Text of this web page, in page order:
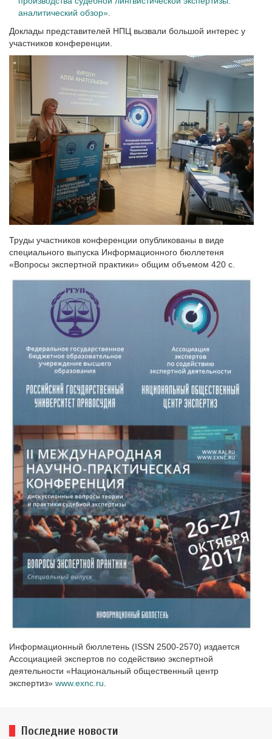
аналитический обзор».
Доклады представителей НПЦ вызвали большой интерес у
участников конференции.
Труды участников конференции опубликованы в виде
специального выпуска Информационного бюллетеня
«Вопросы экспертной практики» общим объемом 420 с.
Информационный бюллетень (ISSN 2500-2570) издается
Ассоциацией экспертов по содействию экспертной
деятельности «Национальный общественный центр
экспертиз» www.exnc.ru
Последние новости